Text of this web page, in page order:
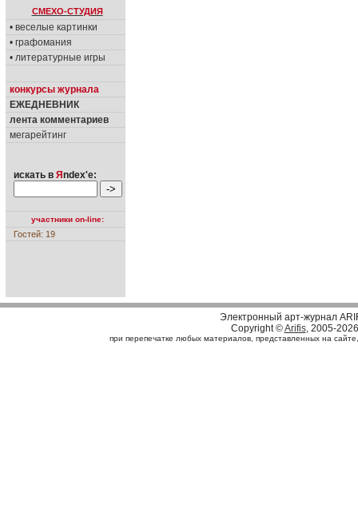
СМЕХО-СТУДИЯ
• веселые картинки
• графомания
• литературные игры
конкурсы журнала
ЕЖЕДНЕВНИК
лента комментариев
мегарейтинг
искать в Я ndex'е:
участники on-line:
Гостей: 19
Электронный арт-журнал
Copyright ©Arifis, 2005-2026
при перепечатке любых материалов, представленных на